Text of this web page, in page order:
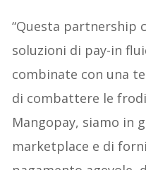
“Questa partnership
soluzioni di pay-in
combinate con una
di combattere le
Mangopay, siamo in
marketplace e di